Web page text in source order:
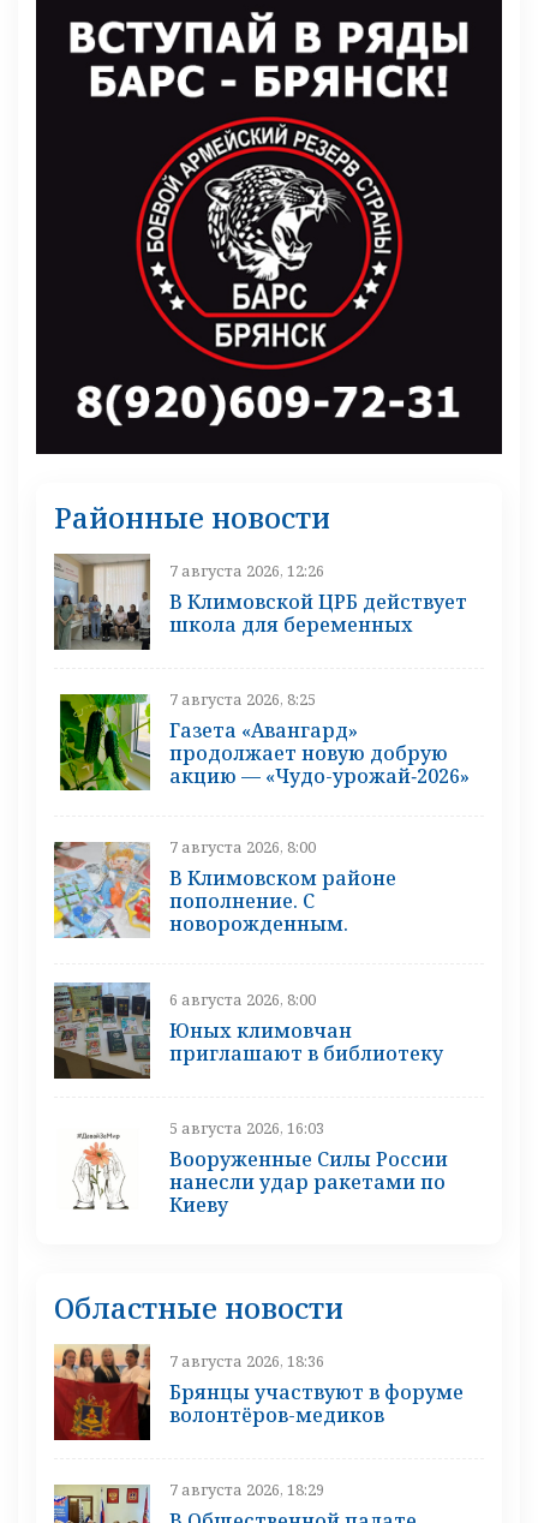
Районные новости
7 августа 2026, 12:26
В Климовской ЦРБ действует
школа для беременных
7 августа 2026, 8:25
Газета «Авангард»
продолжает новую добрую
акцию — «Чудо-урожай‑2026»
7 августа 2026, 8:00
В Климовском районе
пополнение. С
новорожденным.
6 августа 2026, 8:00
Юных климовчан
приглашают в библиотеку
5 августа 2026, 16:03
Вооруженные Силы России
нанесли удар ракетами по
Киеву
Областные новости
7 августа 2026, 18:36
Брянцы участвуют в форуме
волонтёров-медиков
7 августа 2026, 18:29